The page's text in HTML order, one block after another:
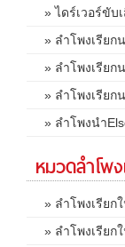
» ไดร์เวอร์ขับ
» ลำโพงเรียก
» ลำโพงเรียก
» ลำโพงเรียก
» ลำโพงนำ
หมวดลำโพ
» ลำโพงเรียก
» ลำโพงเรียก